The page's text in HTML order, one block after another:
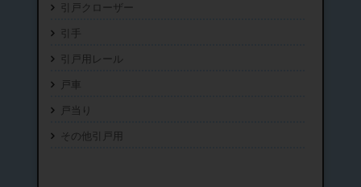
引戸クローザー
引手
引戸用レール
戸車
戸当り
その他引戸用